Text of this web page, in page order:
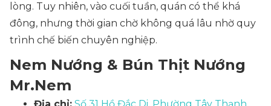
lòng. Tuy nhiên, vào cuối tuần, quán có thể khá
đông, nhưng thời gian chờ không quá lâu nhờ quy
trình chế biến chuyên nghiệp.
Nem Nướng & Bún Thịt Nướng
Mr.Nem